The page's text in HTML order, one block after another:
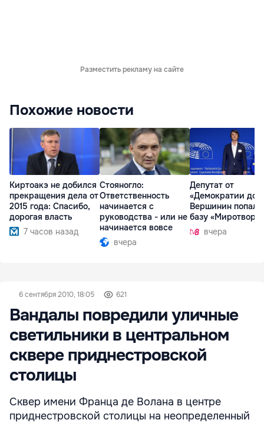
Разместить рекламу на сайте
Похожие новости
Киртоакэ не добился
прекращения дела от
2015 года: Спасибо,
дорогая власть
7 часов назад
Стояногло:
Ответственность
начинается с
руководства - или не
начинается вовсе
вчера
Депутат от
«Демократии
Вершинин попал в
базу
вчера
6 сентября 2010, 18:05 621
Вандалы повредили уличные
светильники в центральном
сквере приднестровской
столицы
Сквер имени Франца де Волана в центре
приднестровской столицы на неопределенный